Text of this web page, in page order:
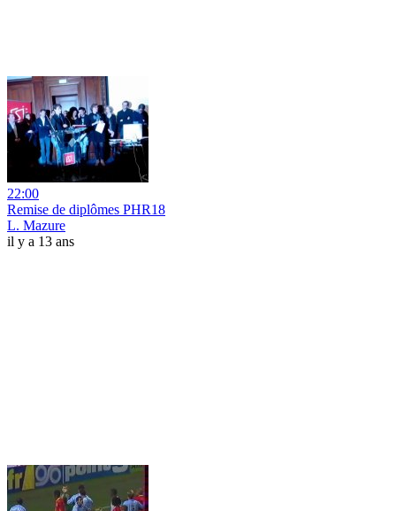
22:00
Remise de diplômes PHR18
L. Mazure
il y a 13 ans